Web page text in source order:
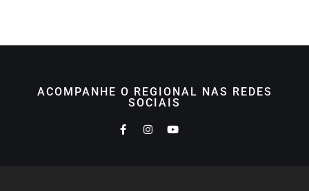
ACOMPANHE O REGIONAL NAS REDES
SOCIAIS